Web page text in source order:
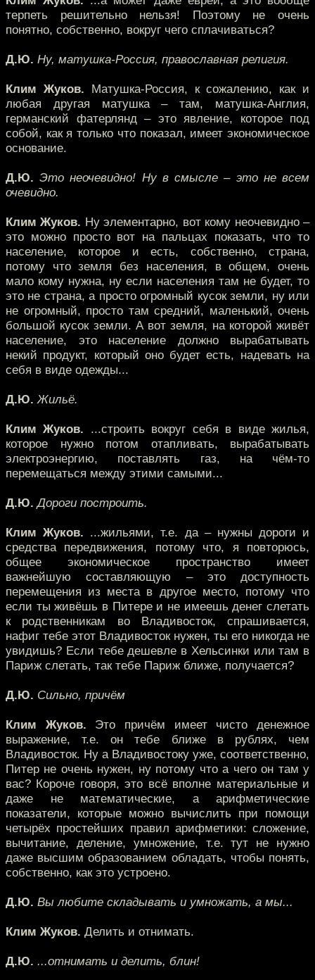
терпеть решительно нельзя! Поэтому не очень
понятно, собственно, вокруг чего сплачиваться?
Д.Ю. Ну, матушка-Россия, православная религия.
Клим Жуков. Матушка-Россия, к сожалению, как и
любая другая матушка – там, матушка-Англия,
германский фатерлянд – это явление, которое под
собой, как я только что показал, имеет экономическое
основание.
Д.Ю. Это неочевидно! Ну в смысле – это не всем
очевидно.
Клим Жуков. Ну элементарно, вот кому неочевидно –
это можно просто вот на пальцах показать, что то
население, которое и есть, собственно, страна,
потому что земля без населения, в общем, очень
мало кому нужна, ну если населения там не будет, то
это не страна, а просто огромный кусок земли, ну или
не огромный, просто там средний, маленький, очень
большой кусок земли. А вот земля, на которой живёт
население, это население должно вырабатывать
некий продукт, который оно будет есть, надевать на
себя в виде одежды...
Д.Ю. Жильё.
Клим Жуков. ...строить вокруг себя в виде жилья,
которое нужно потом отапливать, вырабатывать
электроэнергию, поставлять газ, на чём-то
перемещаться между этими самыми...
Д.Ю. Дороги построить.
Клим Жуков. ...жильями, т.е. да – нужны дороги и
средства передвижения, потому что, я повторюсь,
общее экономическое пространство имеет
важнейшую составляющую – это доступность
перемещения из места в другое место, потому что
если ты живёшь в Питере и не имеешь денег слетать
к родственникам во Владивосток, спрашивается,
нафиг тебе этот Владивосток нужен, ты его никогда не
увидишь? Если тебе дешевле в Хельсинки или там в
Париж слетать, так тебе Париж ближе, получается?
Д.Ю. Сильно, причём
Клим Жуков. Это причём имеет чисто денежное
выражение, т.е. он тебе ближе в рублях, чем
Владивосток. Ну а Владивостоку уже, соответственно,
Питер не очень нужен, ну потому что а чего он там у
вас? Короче говоря, это всё вполне материальные и
даже не математические, а арифметические
показатели, которые можно вычислить при помощи
четырёх простейших правил арифметики: сложение,
вычитание, деление, умножение, т.е. тут не нужно
даже высшим образованием обладать, чтобы понять,
собственно, как это устроено.
Д.Ю. Вы любите складывать и умножать, а мы...
Клим Жуков. Делить и отнимать.
Д.Ю. ...отнимать и делить, блин!